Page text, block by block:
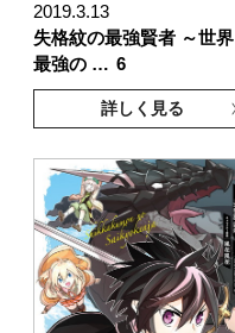
2019.3.13
失格紋の最強賢者 ～世界
最強の … 6
詳しく見る